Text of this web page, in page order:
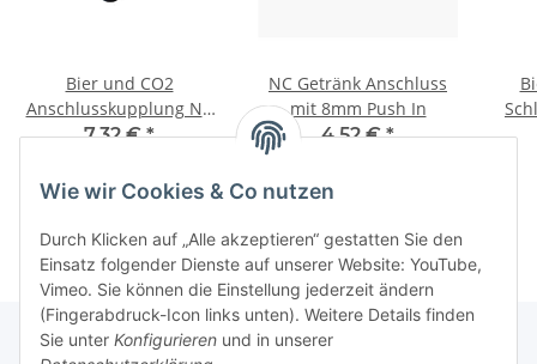
Wie wir Cookies & Co nutzen
Durch Klicken auf „Alle akzeptieren“ gestatten Sie den
Einsatz folgender Dienste auf unserer Website: YouTube,
Vimeo. Sie können die Einstellung jederzeit ändern
(Fingerabdruck-Icon links unten). Weitere Details finden
Sie unter Konfigurieren und in unserer
Bier und CO2
Anschlusskupplung NC
mit Tülle
7,32 €*
NC Getränk Anschluss
mit 8mm Push In
4,52 €*